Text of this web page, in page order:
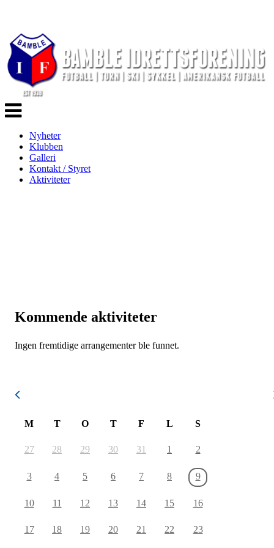
Veksle
navigasjon
Nyheter
Klubben
Galleri
Kontakt / Styret
Aktiviteter
Kommende aktiviteter
Ingen fremtidige arrangementer ble funnet.
M T O T F L S
27 28 29 30 31 1 2
3 4 5 6 7 8 9
10 11 12 13 14 15 16
17 18 19 20 21 22 23